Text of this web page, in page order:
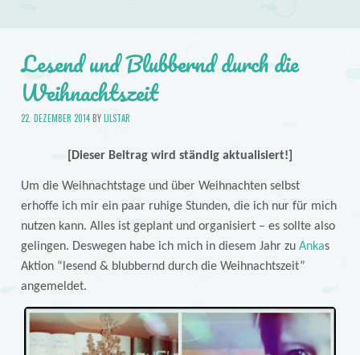
Lesend und Blubbernd durch die
Weihnachtszeit
22. DEZEMBER 2014BYLILSTAR
[Dieser Beitrag wird ständig aktualisiert!]
Um die Weihnachtstage und über Weihnachten selbst
erhoffe ich mir ein paar ruhige Stunden, die ich nur für mich
nutzen kann. Alles ist geplant und organisiert – es sollte also
gelingen. Deswegen habe ich mich in diesem Jahr zu Ankas
Aktion “lesend & blubbernd durch die Weihnachtszeit”
angemeldet.